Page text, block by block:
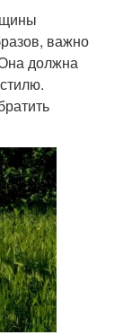
важно
должна